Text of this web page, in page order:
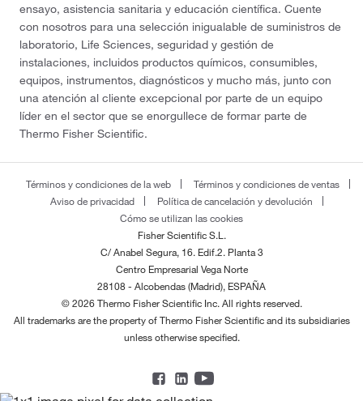
ensayo, asistencia sanitaria y educación científica. Cuente
con nosotros para una selección inigualable de suministros de
laboratorio, Life Sciences, seguridad y gestión de
instalaciones, incluidos productos químicos, consumibles,
equipos, instrumentos, diagnósticos y mucho más, junto con
una atención al cliente excepcional por parte de un equipo
líder en el sector que se enorgullece de formar parte de
Thermo Fisher Scientific.
Términos y condiciones de la web
Términos y condiciones de ventas
Aviso de privacidad
Política de cancelación y devolución
Cómo se utilizan las cookies
Fisher Scientific S.L.
C/ Anabel Segura, 16. Edif.2. Planta 3
Centro Empresarial Vega Norte
28108 - Alcobendas (Madrid), ESPAÑA
© 2026 Thermo Fisher Scientific Inc. All rights reserved.
All trademarks are the property of Thermo Fisher Scientific and its subsidiaries
unless otherwise specified.